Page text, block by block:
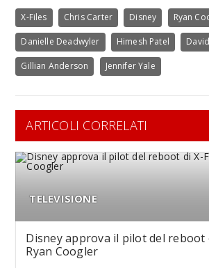
X-Files Chris Carter Disney Ryan
Danielle Deadwyler Himesh Patel
Gillian Anderson Jennifer Yale
ARTICOLI CORRELATI
TELEVISIONE
Disney approva il pilot del reboot
Ryan Coogler